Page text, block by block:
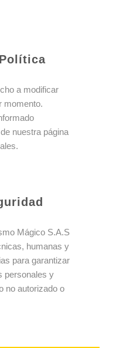
a modificar
momento.
nuestra página
Mágico S.A.S
humanas y
para garantizar
personales y
no autorizado o